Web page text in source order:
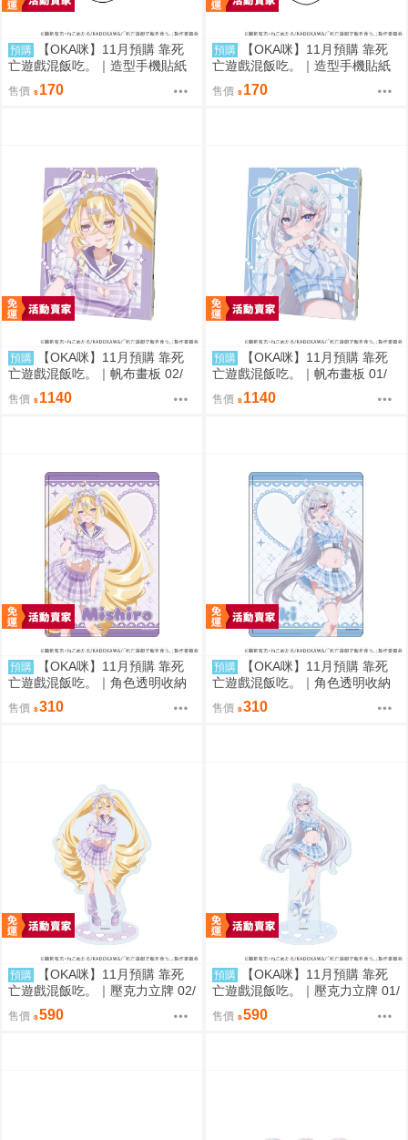
預購
【OKA咪】11月預購 靠死
亡遊戲混飯吃。｜造型手機貼紙
02/ (新繪插畫) (御城)
售價 170
預購
【OKA咪】11月預購 靠死
亡遊戲混飯吃。｜造型手機貼紙
01/ (新繪插畫) (幽鬼)
售價 170
預購
【OKA咪】11月預購 靠死
亡遊戲混飯吃。｜帆布畫板 02/
(新繪插畫) (御城)
售價 1140
預購
【OKA咪】11月預購 靠死
亡遊戲混飯吃。｜帆布畫板 01/
(新繪插畫) (幽鬼)
售價 1140
預購
【OKA咪】11月預購 靠死
亡遊戲混飯吃。｜角色透明收納
夾 02/ (新繪插畫) (御城)
售價 310
預購
【OKA咪】11月預購 靠死
亡遊戲混飯吃。｜角色透明收納
夾 01/ (新繪插畫) (幽鬼)
售價 310
預購
【OKA咪】11月預購 靠死
亡遊戲混飯吃。｜壓克力立牌 02/
A(新繪插畫) (御城)
售價 590
預購
【OKA咪】11月預購 靠死
亡遊戲混飯吃。｜壓克力立牌 01/
A(新繪插畫) (幽鬼)
售價 590